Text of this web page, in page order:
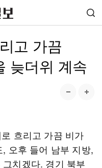
고 가끔
늦더위 계속
흐리고 가끔 비가
오후 들어 남부 지방,
치겠다. 경기 북부